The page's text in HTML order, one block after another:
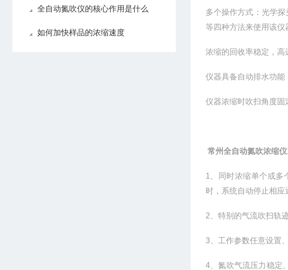
全自动氮吹仪的核心作用是什么
如何加快样品的浓缩速度
多个操作方式：光学
等四种方法来使用该仪
浓缩的回收率稳定，高
仪器具备自动排水功能
仪器浓缩时吹扫角度固
常州全自动氮吹浓缩
1
、同时浓缩单个或
时，系统自动停止相应
2 、特别的气流吹扫轨
3 、工作参数任意设置
4 、氮吹气流压力稳